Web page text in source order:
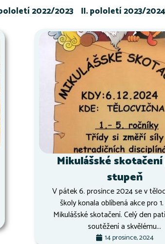
2022/2023 II. pololetí 2023/2024
Mikulášské skotačení
stupeň
V pátek 6. prosince 2024 se v
školy konala oblíbená akce pro
Mikulášské skotačení. Celý den
soutěžení a skvělému...
14 prosince, 2024